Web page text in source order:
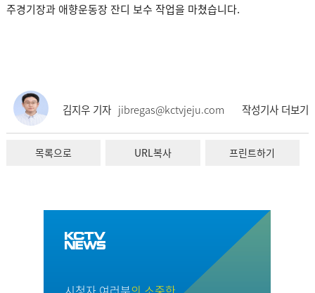
주경기장과 애향운동장 잔디 보수 작업을 마쳤습니다.
김지우 기자 jibregas@kctvjeju.com 작성기사 더보기
목록으로 URL복사 프린트하기